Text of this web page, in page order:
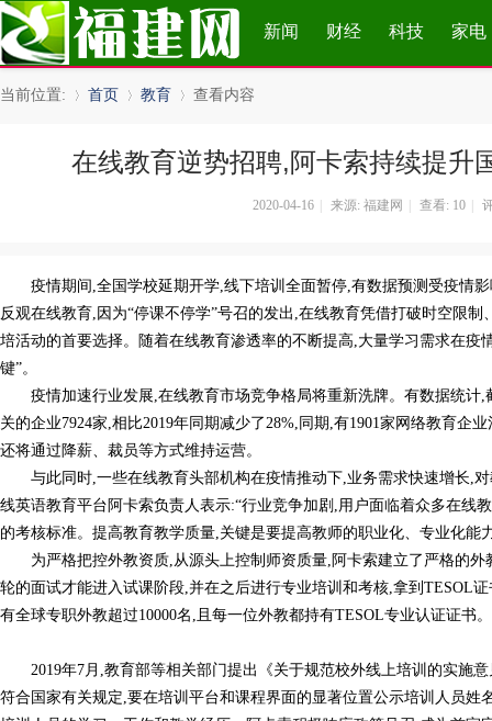
新闻 财经 科技 家电
当前位置: 首页 教育 查看内容
在线教育逆势招聘,阿卡索持续提升
2020-04-16 来源: 福建网 查看: 10
疫情期间,全国学校延期开学,线下培训全面暂停,有数据预测受疫情
反观在线教育,因为“停课不停学”号召的发出,在线教育凭借打破时空限
培活动的首要选择。随着在线教育渗透率的不断提高,大量学习需求在疫
键”。
疫情加速行业发展,在线教育市场竞争格局将重新洗牌。有数据统计,
关的企业7924家,相比2019年同期减少了28%,同期,有1901家网络教育企
还将通过降薪、裁员等方式维持运营。
与此同时,一些在线教育头部机构在疫情推动下,业务需求快速增长,
线英语教育平台阿卡索负责人表示:“行业竞争加剧,用户面临着众多在线
的考核标准。提高教育教学质量,关键是要提高教师的职业化、专业化能
为严格把控外教资质,从源头上控制师资质量,阿卡索建立了严格的
轮的面试才能进入试课阶段,并在之后进行专业培训和考核,拿到TESOL
有全球专职外教超过10000名,且每一位外教都持有TESOL专业认证证书。
2019年7月,教育部等相关部门提出《关于规范校外线上培训的实施
符合国家有关规定,要在培训平台和课程界面的显著位置公示培训人员姓